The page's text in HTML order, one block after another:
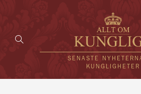
SENASTE
KUNGLIGHETER